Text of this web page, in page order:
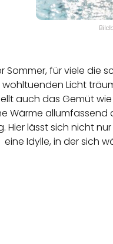
Sommer, für viele die
Licht
auch das Gemüt
Wärme
Hier lässt sich nicht
eine Idylle, in der sich